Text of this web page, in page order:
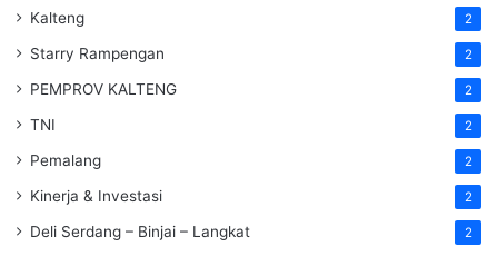
Kalteng 2
Starry Rampengan 2
PEMPROV KALTENG 2
TNI 2
Pemalang 2
Kinerja & Investasi 2
Deli Serdang – Binjai – Langkat 2